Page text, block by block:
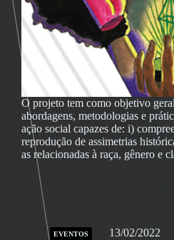
O projeto tem como objetivo
abordagens, metodologias e
ação social capazes de: i)
reprodução de assimetrias
as relacionadas à raça, gênero e
EVENTOS 13/02/2022